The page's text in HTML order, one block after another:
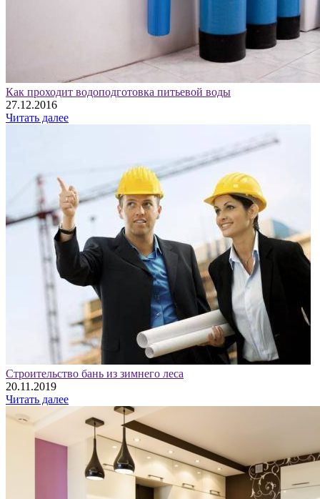
Как проходит водоподготовка питьевой воды
27.12.2016
Читать далее
Строительство бань из зимнего леса
20.11.2019
Читать далее